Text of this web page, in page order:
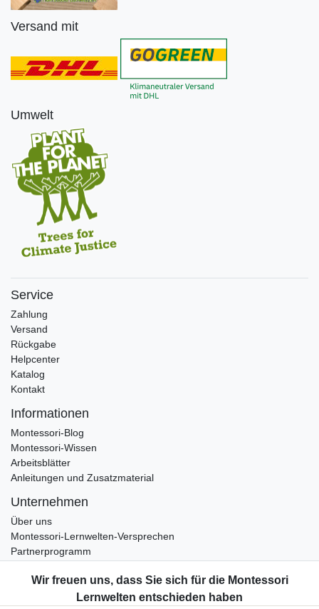
Versand mit
Umwelt
Service
Zahlung
Versand
Rückgabe
Helpcenter
Katalog
Kontakt
Informationen
Montessori-Blog
Montessori-Wissen
Arbeitsblätter
Anleitungen und Zusatzmaterial
Unternehmen
Über uns
Montessori-Lernwelten-Versprechen
Partnerprogramm
Bestellung widerrufen